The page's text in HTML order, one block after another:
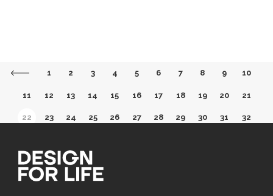
1 2 3 4 5 6 7 8 9 10
11 12 13 14 15 16 17 18 19 20 21
22 23 24 25 26 27 28 29 30 31 32
44 45